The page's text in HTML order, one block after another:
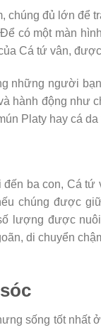
chúng đủ lớn để
có một màn
Cá tứ vân,
những người
hành động như
Platy hay cá da
ba con, Cá tứ
chúng được
lượng được
di chuyển
sống tốt nhất